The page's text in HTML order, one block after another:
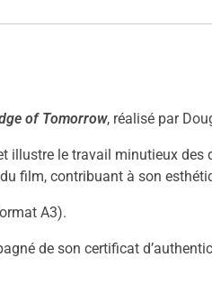
of Tomorrow, réalisé par
le travail minutieux
film, contribuant à son
A3).
de son certificat